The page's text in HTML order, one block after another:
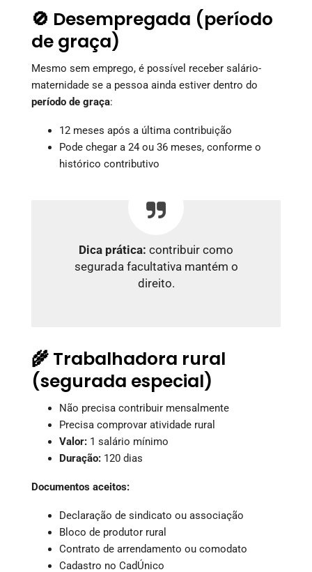
🚫 Desempregada (período
de graça)
Mesmo sem emprego, é possível receber salário-
maternidade se a pessoa ainda estiver dentro do
período de graça:
12 meses após a última contribuição
Pode chegar a 24 ou 36 meses, conforme o
histórico contributivo
Dica prática: contribuir como
segurada facultativa mantém o
direito.
🌾 Trabalhadora rural
(segurada especial)
Não precisa contribuir mensalmente
Precisa comprovar atividade rural
Valor: 1 salário mínimo
Duração: 120 dias
Documentos aceitos:
Declaração de sindicato ou associação
Bloco de produtor rural
Contrato de arrendamento ou comodato
Cadastro no CadÚnico